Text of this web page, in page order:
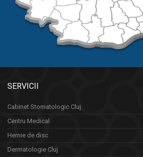
SERVICII
Cabinet Stomatologic Cluj
Centru Medical
Hernie de disc
Dermatologie Cluj